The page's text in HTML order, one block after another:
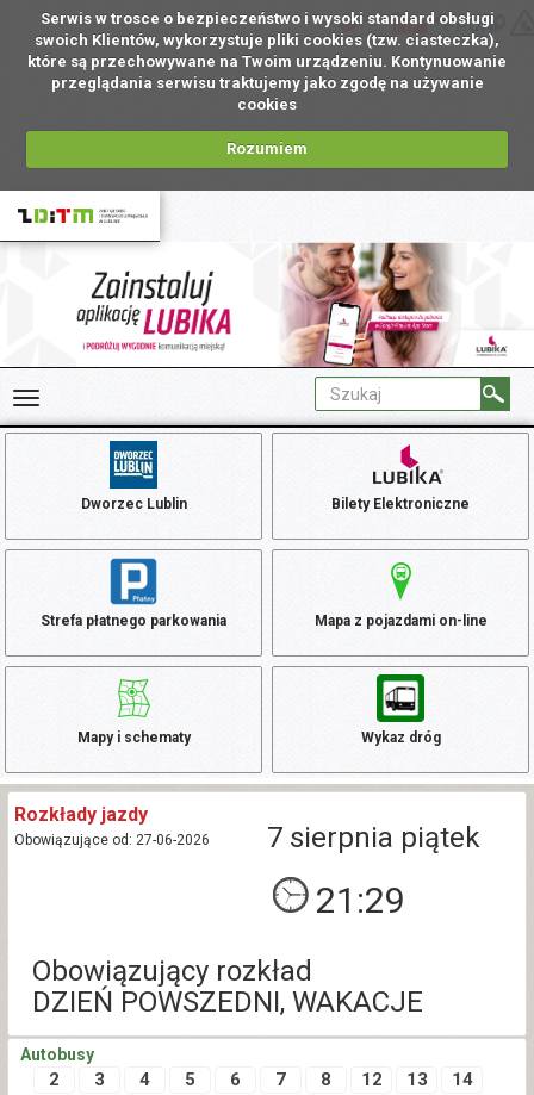
Serwis w trosce o bezpieczeństwo i wysoki standard obsługi
swoich Klientów, wykorzystuje pliki cookies (tzw. ciasteczka),
które są przechowywane na Twoim urządzeniu. Kontynuowanie
przeglądania serwisu traktujemy jako zgodę na używanie
cookies
Rozumiem
PL
Dworzec Lublin Bilety Elektroniczne
Strefa płatnego parkowania Mapa z pojazdami on-line
Mapy i schematy Wykaz dróg
Rozkłady jazdy
Obowiązujące od: 27-06-2026 7 sierpnia piątek
21:29
Obowiązujący rozkład
DZIEŃ POWSZEDNI, WAKACJE
Autobusy
2 3 4 5 6 7 8 12 13
14